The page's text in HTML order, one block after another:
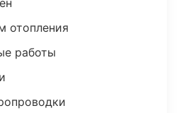
отопления
работы